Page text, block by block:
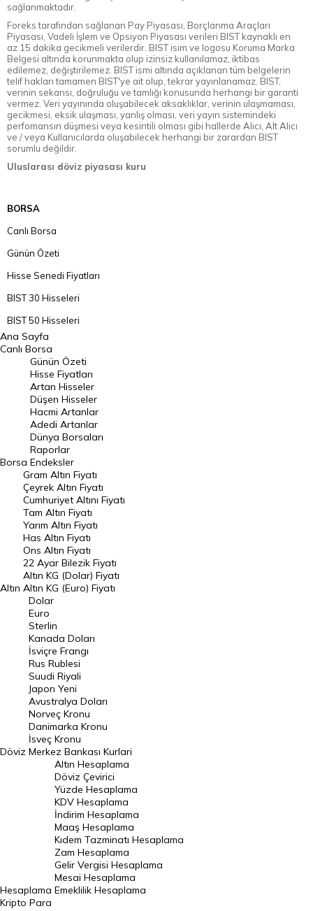
sağlanmaktadır.
Foreks tarafından sağlanan Pay Piyasası, Borçlanma Araçları
Piyasası, Vadeli İşlem ve Opsiyon Piyasası verileri BIST kaynaklı en
az 15 dakika gecikmeli verilerdir. BIST isim ve logosu Koruma Marka
Belgesi altında korunmakta olup izinsiz kullanılamaz, iktibas
edilemez, değiştirilemez. BIST ismi altında açıklanan tüm belgelerin
telif hakları tamamen BIST'ye ait olup, tekrar yayınlanamaz. BIST,
verinin sekansı, doğruluğu ve tamlığı konusunda herhangi bir garanti
vermez. Veri yayınında oluşabilecek aksaklıklar, verinin ulaşmaması,
gecikmesi, eksik ulaşması, yanlış olması, veri yayın sistemindeki
perfomansın düşmesi veya kesintili olması gibi hallerde Alıcı, Alt Alıcı
ve / veya Kullanıcılarda oluşabilecek herhangi bir zarardan BIST
sorumlu değildir.
Uluslarası döviz piyasası kuru
BORSA
Canlı Borsa
Günün Özeti
Hisse Senedi Fiyatları
BIST 30 Hisseleri
BIST 50 Hisseleri
BIST 100 Hisseleri
En Çok Artan Hisseler
En Çok Düşen Hisseler
Hacmi Artanlar
Geçmiş Kapanışlar
Dünya Borsaları
Raporlar
Endeksler
DÖVİZ
Döviz Kuru
Dolar Kuru
Euro Kuru
Pound Kuru
Frank Kuru
Riyal Kuru
Avustralya Doları
Danimarka Kronu Kuru
Kanada Doları Kuru
Norveç Kronu Kuru
İsveç Kronu Kuru
Japon Yeni Kuru
Serbest Piyasa Döviz Kurları
Merkez Bankası Döviz Kurları
Altın Fiyatları
Ana Sayfa
Canlı Borsa
Borsa
Günün Özeti
Hisse Fiyatları
Artan Hisseler
Düşen Hisseler
Hacmi Artanlar
Adedi Artanlar
Dünya Borsaları
Raporlar
Endeksler
Altın
Gram Altın Fiyatı
Çeyrek Altın Fiyatı
Cumhuriyet Altını Fiyatı
Tam Altın Fiyatı
Yarım Altın Fiyatı
Has Altın Fiyatı
Ons Altın Fiyatı
22 Ayar Bilezik Fiyatı
Altın KG (Dolar) Fiyatı
Altın KG (Euro) Fiyatı
Döviz
Dolar
Euro
Sterlin
Kanada Doları
İsviçre Frangı
Rus Rublesi
Suudi Riyali
Japon Yeni
Avustralya Doları
Norveç Kronu
Danimarka Kronu
İsveç Kronu
Merkez Bankası Kurlari
Hesaplama
Altın Hesaplama
Döviz Çevirici
Yüzde Hesaplama
KDV Hesaplama
İndirim Hesaplama
Maaş Hesaplama
Kıdem Tazminatı Hesaplama
Zam Hesaplama
Gelir Vergisi Hesaplama
Mesai Hesaplama
Emeklilik Hesaplama
Kripto Para